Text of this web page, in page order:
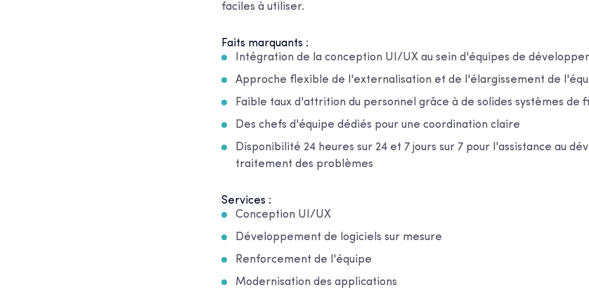
faciles à utiliser.
Faits marquants :
Intégration de la conception UI/UX au sein d'équipes de
Approche flexible de l'externalisation et de l'élargissement de
Faible taux d'attrition du personnel grâce à de solides systèmes de
Des chefs d'équipe dédiés pour une coordination claire
Disponibilité 24 heures sur 24 et 7 jours sur 7 pour l'assistance au
traitement des problèmes
Services :
Conception UI/UX
Développement de logiciels sur mesure
Renforcement de l'équipe
Modernisation des applications